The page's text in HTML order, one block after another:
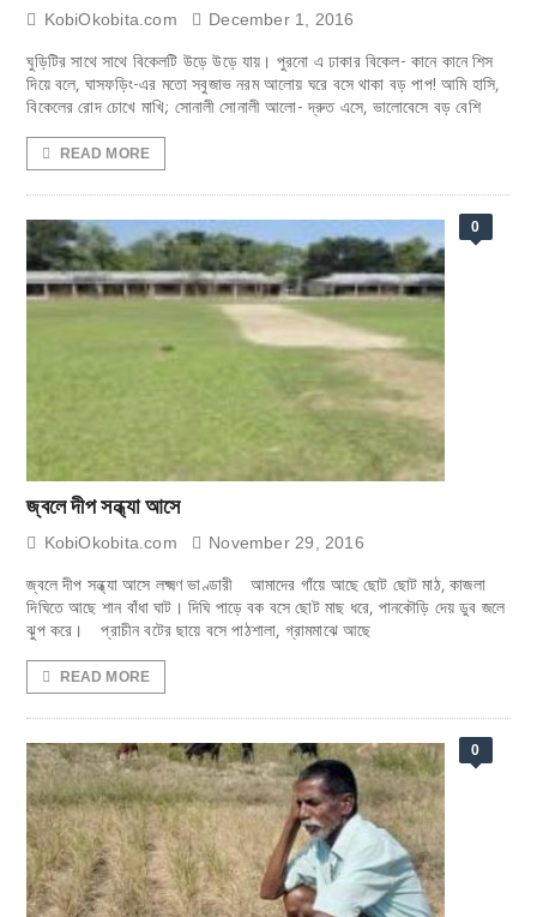
KobiOkobita.com December 1, 2016
ঘুড়িটির সাথে সাথে বিকেলটি উড়ে উড়ে যায়। পুরনো এ ঢাকার বিকেল- কানে কানে শিস
দিয়ে বলে, ঘাসফড়িং-এর মতো সবুজাভ নরম আলোয় ঘরে বসে থাকা বড় পাপ! আমি হাসি,
বিকেলের রোদ চোখে মাখি; সোনালী সোনালী আলো- দ্রুত এসে, ভালোবেসে বড় বেশি
READ MORE
0
জ্বলে দীপ সন্ধ্যা আসে
KobiOkobita.com November 29, 2016
­­­­­জ্বলে দীপ সন্ধ্যা আসে লক্ষ্মণ ভাণ্ডারী আমাদের গাঁয়ে আছে ছোট ছোট মাঠ, কাজলা
দিঘিতে আছে শান বাঁধা ঘাট। দিঘি পাড়ে বক বসে ছোট মাছ ধরে, পানকৌড়ি দেয় ডুব জলে
ঝুপ করে। প্রাচীন বটের ছায়ে বসে পাঠশালা, গ্রামমাঝে আছে
READ MORE
0